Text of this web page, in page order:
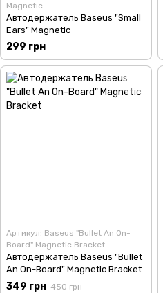
Magnetic
Автодержатель Baseus "Small
Ears" Magnetic
299 грн
Артикул: Baseus "Bullet An On-
Board" Magnetic Bracket
Автодержатель Baseus "Bullet
An On-Board" Magnetic Bracket
349 грн 450 грн